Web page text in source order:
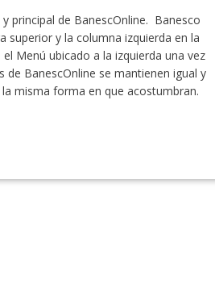
principal de BanescOnline. Banesco
superior y la columna izquierda en la
Menú ubicado a la izquierda una vez
de BanescOnline se mantienen igual y
misma forma en que acostumbran.